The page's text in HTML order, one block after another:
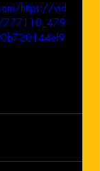
https://vid
777110_479